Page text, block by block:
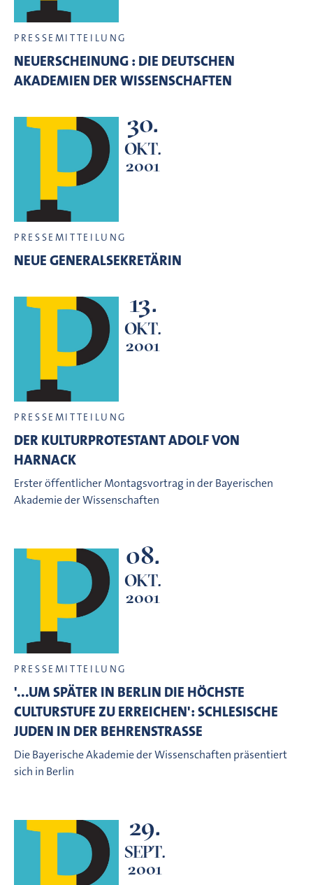
PRESSEMITTEILUNG
NEUERSCHEINUNG : DIE DEUTSCHEN
AKADEMIEN DER WISSENSCHAFTEN
30.
OKT.
2001
PRESSEMITTEILUNG
NEUE GENERALSEKRETÄRIN
13.
OKT.
2001
PRESSEMITTEILUNG
DER KULTURPROTESTANT ADOLF VON
HARNACK
Erster öffentlicher Montagsvortrag in der Bayerischen
Akademie der Wissenschaften
08.
OKT.
2001
PRESSEMITTEILUNG
'...UM SPÄTER IN BERLIN DIE HÖCHSTE
CULTURSTUFE ZU ERREICHEN': SCHLESISCHE
JUDEN IN DER BEHRENSTRASSE
Die Bayerische Akademie der Wissenschaften präsentiert
sich in Berlin
29.
SEPT.
2001